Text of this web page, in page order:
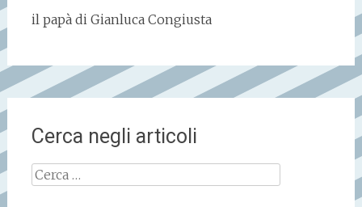
il papà di Gianluca Congiusta
Cerca negli articoli
Ricerca